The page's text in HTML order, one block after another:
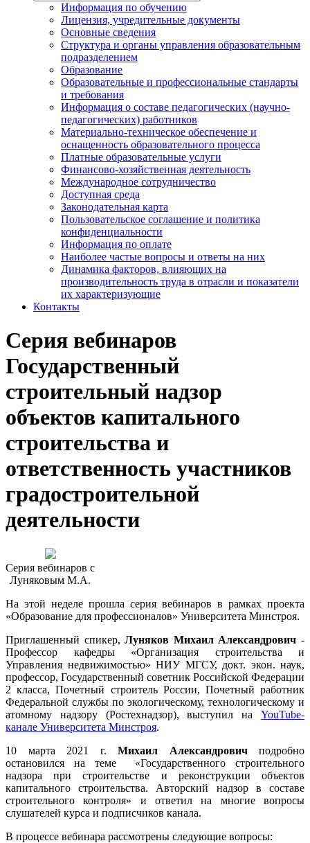
Информация по обучению
Лицензия, учредительные документы
Основные сведения
Структура и органы управления образовательным
подразделением
Образование
Образовательные и профессиональные стандарты
и требования
Информация о составе педагогических (научно-
педагогических) работников
Материально-техническое обеспечение и
оснащенность образовательного процесса
Платные образовательные услуги
Финансово-хозяйственная деятельность
Международное сотрудничество
Доступная среда
Законодательная карта
Пользовательское соглашение и политика
конфиденциальности
Информация по оплате
Наиболее частые вопросы и ответы на них
Динамика факторов, влияющих на
производительность труда в отрасли и показатели
их характеризующие
Контакты
Серия вебинаров
Государственный
строительный надзор
объектов капитального
строительства и
ответственность участников
градостроительной
деятельности
Серия вебинаров с
Луняковым М.А.
На этой неделе прошла серия вебинаров в рамках проекта
«Образование для профессионалов» Университета Минстроя.
Приглашенный спикер,Луняков Михаил Александрович -
Профессор кафедры «Организация строительства и
Управления недвижимостью» НИУ МГСУ, докт. экон. наук,
профессор, Государственный советник Российской Федерации
2 класса, Почетный строитель России, Почетный работник
Федеральной службы по экологическому, технологическому и
атомному надзору (Ростехнадзор), выступил на YouTube-
канале Университета Минстроя.
10 марта 2021 г. Михаил Александровичподробно
остановился на теме «Государственного строительного
надзора при строительстве и реконструкции объектов
капитального строительства. Авторский надзор в составе
строительного контроля» и ответил на многие вопросы
слушателей курса и подписчиков канала.
В процессе вебинара рассмотрены следующие вопросы: